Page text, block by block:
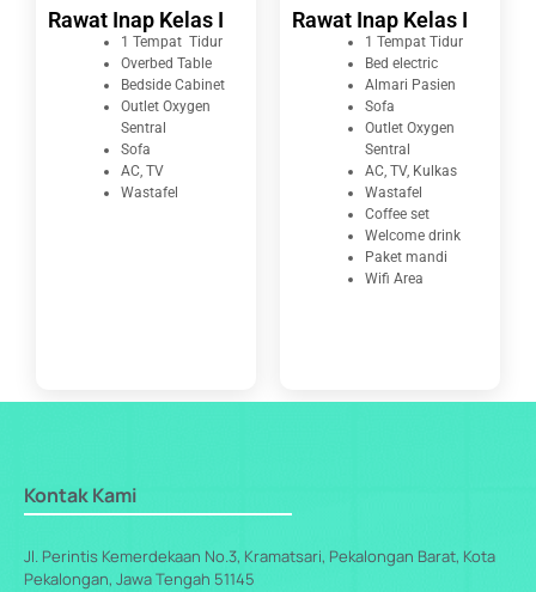
Rawat Inap Kelas I
1 Tempat Tidur
Overbed Table
Bedside Cabinet
Outlet Oxygen
Sentral
Sofa
AC, TV
Wastafel
Rawat Inap Kelas I
1 Tempat Tidur
Bed electric
Almari Pasien
Sofa
Outlet Oxygen
Sentral
AC, TV, Kulkas
Wastafel
Coffee set
Welcome drink
Paket mandi
Wifi Area
Kontak Kami
Jl. Perintis Kemerdekaan No.3, Kramatsari, Pekalongan Barat, Kota
Pekalongan, Jawa Tengah 51145